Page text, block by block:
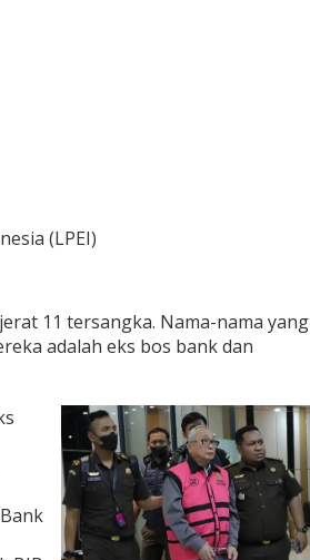
(LPEI)
11 tersangka. Nama-nama yang
adalah eks bos bank dan